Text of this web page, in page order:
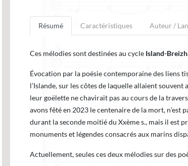
Résumé Caractéristiques Auteur /
Ces mélodies sont destinées au cycle Island-Breizh
Évocation par la poésie contemporaine des liens
l’Islande, sur les côtes de laquelle allaient souvent
leur goëlette ne chavirait pas au cours de la
avons fêté en 2023 le centenaire de la mort, n’est
durant la seconde moitié du Xxème s., mais il est
monuments et légendes consacrés aux marins
Actuellement, seules ces deux mélodies sur des